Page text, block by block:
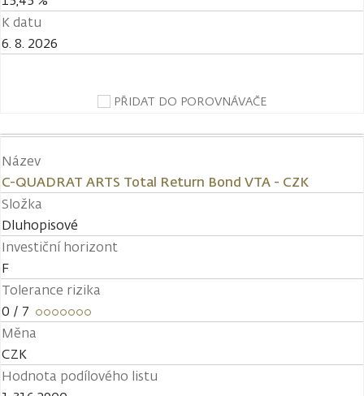
K datu
6. 8. 2026
PŘIDAT DO POROVNÁVAČE
Název
C-QUADRAT ARTS Total Return Bond VTA - CZK
Složka
Dluhopisové
Investiční horizont
F
Tolerance rizika
0 / 7
Měna
CZK
Hodnota podílového listu